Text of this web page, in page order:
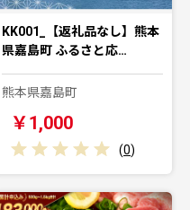
KK001_【返礼品なし】熊本
県嘉島町 ふるさと応…
熊本県嘉島町
￥1,000
(0)